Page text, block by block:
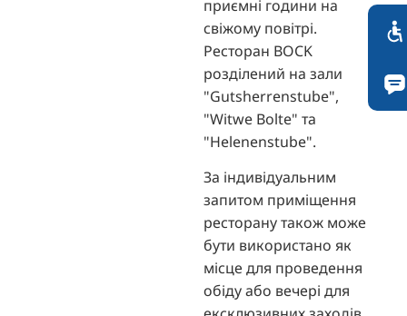
приємні години на
свіжому повітрі.
Ресторан BOCK
розділений на зали
"Gutsherrenstube",
"Witwe Bolte" та
"Helenenstube".
За індивідуальним
запитом приміщення
ресторану також може
бути використано як
місце для проведення
обіду або вечері для